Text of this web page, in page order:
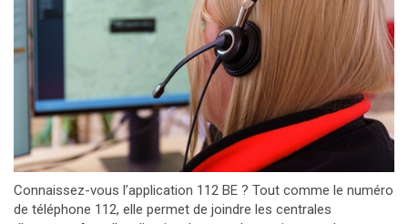
Connaissez-vous l’application 112 BE ? Tout comme le numéro
de téléphone 112, elle permet de joindre les centrales